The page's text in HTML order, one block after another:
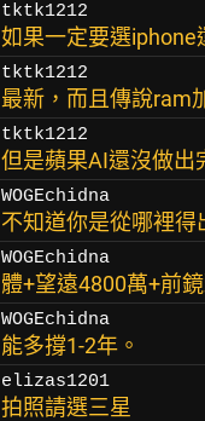
tktk1212
如果一定要選
tktk1212
最新，而且傳說ram
tktk1212
但是蘋果AI還沒做出
WOGEchidna
不知道你是從哪裡得
WOGEchidna
體+望遠4800萬+前
WOGEchidna
能多撐1-2年。
elizas1201
拍照請選三星